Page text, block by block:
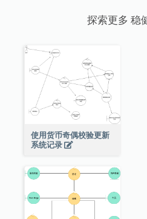
探索更多 稳
使用货币奇偶校验更新
系统记录